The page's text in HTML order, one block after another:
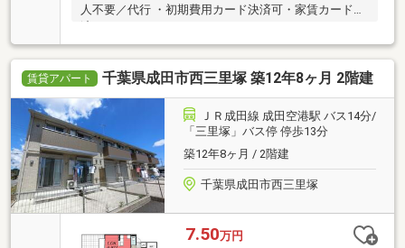
人不要／代行 ・初期費用カード決済可・家賃カード決
済可
賃貸アパート 千葉県成田市西三里塚 築12年8ヶ月 2階建
ＪＲ成田線 成田空港駅 バス14分/
「三里塚」バス停 停歩13分
築12年8ヶ月 / 2階建
千葉県成田市西三里塚
7.50万円